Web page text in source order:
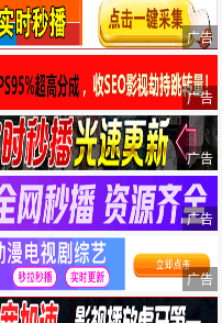
广告
广告
广告
广告
广告